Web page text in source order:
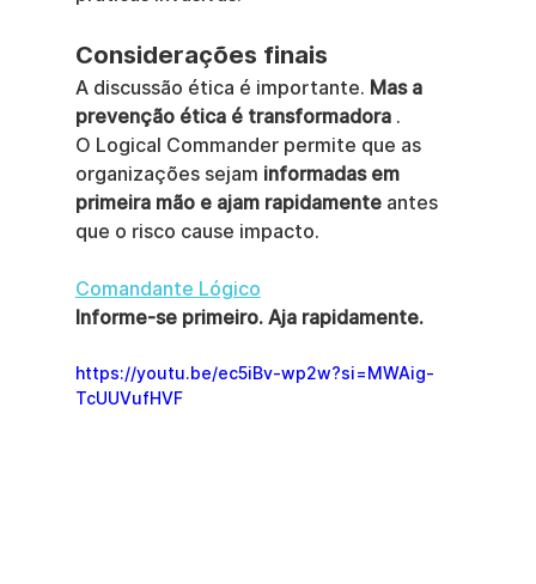
Considerações finais
A discussão ética é importante. Mas a
prevenção ética é transformadora .
O Logical Commander permite que as
organizações sejam informadas em
primeira mão e ajam rapidamente antes
que o risco cause impacto.
Comandante Lógico
Informe-se primeiro. Aja rapidamente.
https://youtu.be/ec5iBv-wp2w?si=MWAig-
TcUUVufHVF